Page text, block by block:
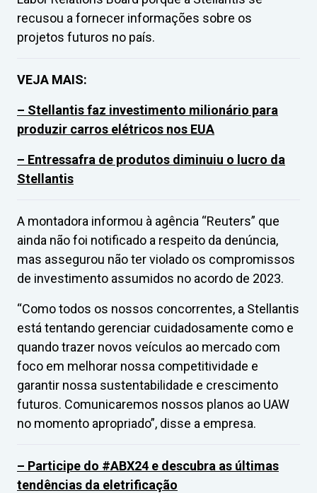
recusou a fornecer informações sobre os
projetos futuros no país.
VEJA MAIS:
– Stellantis faz investimento milionário para
produzir carros elétricos nos EUA
– Entressafra de produtos diminuiu o lucro da
Stellantis
A montadora informou à agência “Reuters” que
ainda não foi notificado a respeito da denúncia,
mas assegurou não ter violado os compromissos
de investimento assumidos no acordo de 2023.
“Como todos os nossos concorrentes, a Stellantis
está tentando gerenciar cuidadosamente como e
quando trazer novos veículos ao mercado com
foco em melhorar nossa competitividade e
garantir nossa sustentabilidade e crescimento
futuros. Comunicaremos nossos planos ao UAW
no momento apropriado”, disse a empresa.
– Participe do #ABX24 e descubra as últimas
tendências da eletrificação